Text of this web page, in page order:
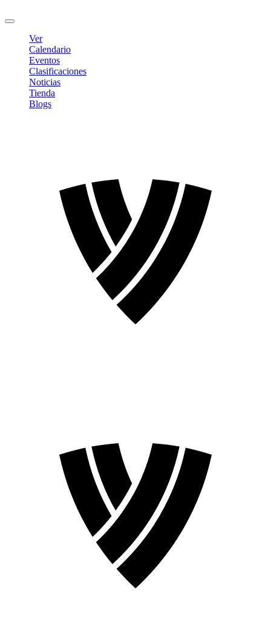
Ver
Calendario
Eventos
Clasificaciones
Noticias
Tienda
Blogs